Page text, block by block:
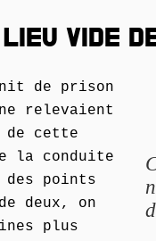
VIDE
de prison
relevaient
de cette
la conduite
points
deux, on
plus